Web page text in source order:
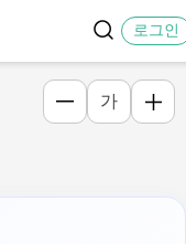
로그인
가